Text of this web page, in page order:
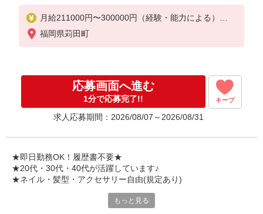
月給211000円〜300000円（経験・能力による）
※残業代支給
★交通費別途支給（規定あり）
入社祝い金10万円支給(規定有)
お友達を紹介頂くと,
インセンティブ支給(規定有)
゜・。○。・゜+゜・。○。・゜+゜
福岡県苅田町
応募画面へ進む
1分で応募完了!! キープ
求人応募期間：2026/08/07～2026/08/31
★即日勤務OK！履歴書不要★
★20代・30代・40代が活躍しています♪
★ネイル・髪型・アクセサリー自由(規定あり)
もっと見る